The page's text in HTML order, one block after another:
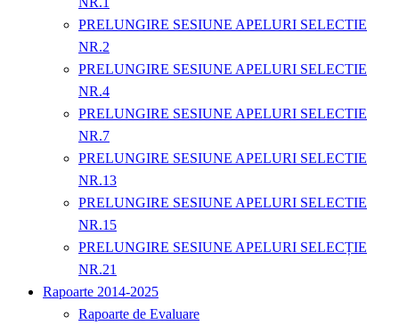
PRELUNGIRE SESIUNE APELURI SELECTIE
NR.2
PRELUNGIRE SESIUNE APELURI SELECTIE
NR.4
PRELUNGIRE SESIUNE APELURI SELECTIE
NR.7
PRELUNGIRE SESIUNE APELURI SELECTIE
NR.13
PRELUNGIRE SESIUNE APELURI SELECTIE
NR.15
PRELUNGIRE SESIUNE APELURI SELECȚIE
NR.21
Rapoarte 2014-2025
Rapoarte de Evaluare